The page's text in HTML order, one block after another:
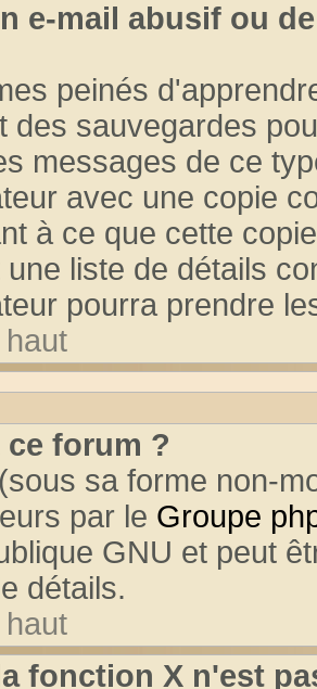
e-mail abusif ou
peinés
des sauvegardes
messages de ce
avec une copie
à ce que cette
liste de détails
pourra prendre
forum ?
sa forme non-
par le Groupe
GNU et peut
détails.
fonction X n'est